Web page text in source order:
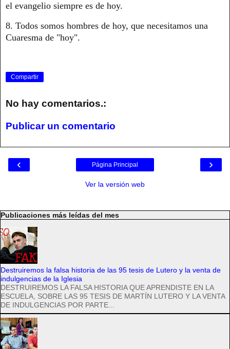
el evangelio siempre es de hoy.
8. Todos somos hombres de hoy, que necesitamos una
Cuaresma de "hoy".
Compartir
No hay comentarios.:
Publicar un comentario
‹ ›
Página Principal
Ver la versión web
Publicaciones más leídas del mes
Destruiremos la falsa historia de las 95 tesis de Lutero y la venta de
indulgencias de la Iglesia
DESTRUIREMOS LA FALSA HISTORIA QUE APRENDISTE EN LA
ESCUELA, SOBRE LAS 95 TESIS DE MARTÍN LUTERO Y LA VENTA
DE INDULGENCIAS POR PARTE...